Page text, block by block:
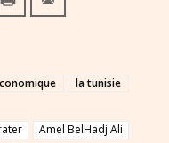
la tunisie
Amel BelHadj Ali